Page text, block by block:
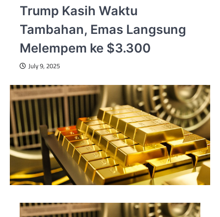
Trump Kasih Waktu
Tambahan, Emas Langsung
Melempem ke $3.300
July 9, 2025